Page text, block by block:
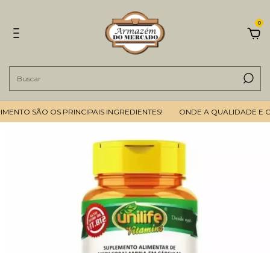
0
SÃO OS PRINCIPAIS INGREDIENTES! ONDE A QUALIDADE E O